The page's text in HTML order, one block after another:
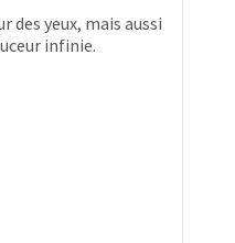
yeux, mais aussi
infinie.